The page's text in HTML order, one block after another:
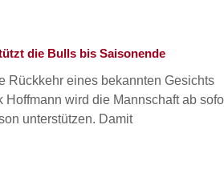
die Bulls bis Saisonende
Rückkehr eines bekannten Gesichts
Hoffmann wird die Mannschaft ab
unterstützen. Damit